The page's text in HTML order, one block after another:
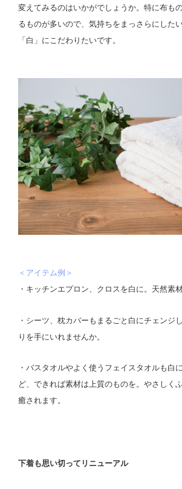
変えてみるのはいかがでしょうか。特に布も
るものが多いので、気持ちをまっさらにした
「白」にこだわりたいです。
＜アイテム例＞
・キッチンエプロン、クロスを白に。天然素
・シーツ、枕カバーもまるごと白にチェンジ
りを手にいれませんか。
・バスタオルやよく使うフェイスタオルも白
ど、できれば素材は上質のものを。やさしく
癒されます。
下着も思い切ってリニューアル